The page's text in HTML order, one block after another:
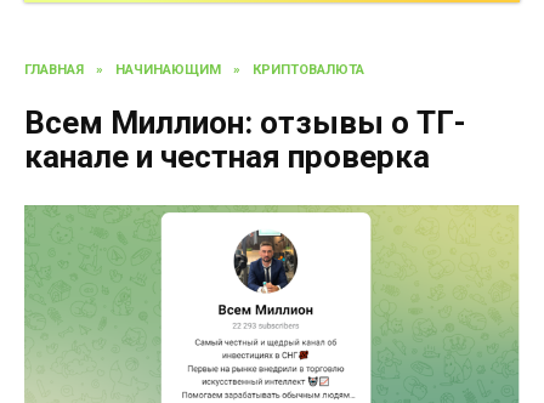
ГЛАВНАЯ » НАЧИНАЮЩИМ » КРИПТОВАЛЮТА
Всем Миллион: отзывы о ТГ-
канале и честная проверка